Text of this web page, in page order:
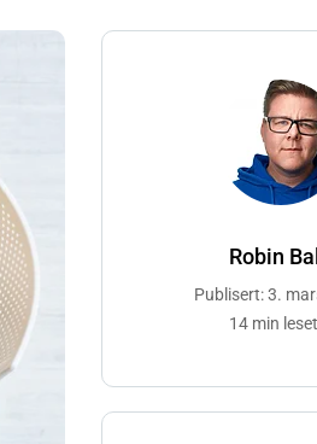
Robin
Publisert: 3.
14 min